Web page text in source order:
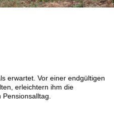
erwartet. Vor einer endgültigen
erleichtern ihm die